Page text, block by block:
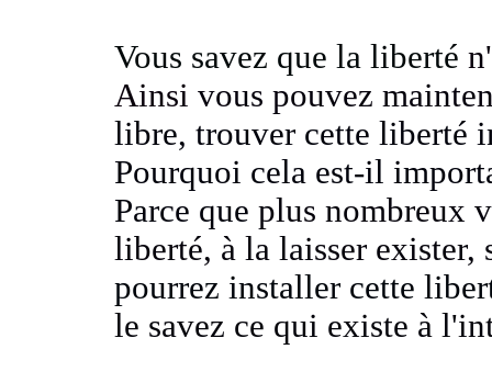
Vous savez que la liberté
Ainsivous pouvez
libre, trouver cette liberté
Pourquoi cela est-il
Parce queplus nombreux
liberté, à la laisser exister,
pourrez installer cette
le savez ce qui existe à